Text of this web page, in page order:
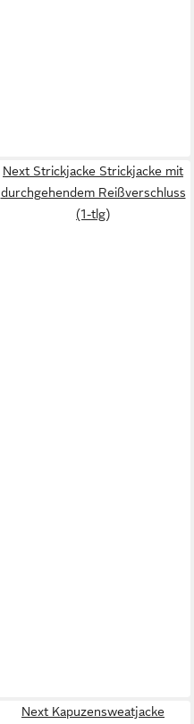
Next Strickjacke Strickjacke mit
durchgehendem Reißverschluss
(1-tlg)
Next Kapuzensweatjacke